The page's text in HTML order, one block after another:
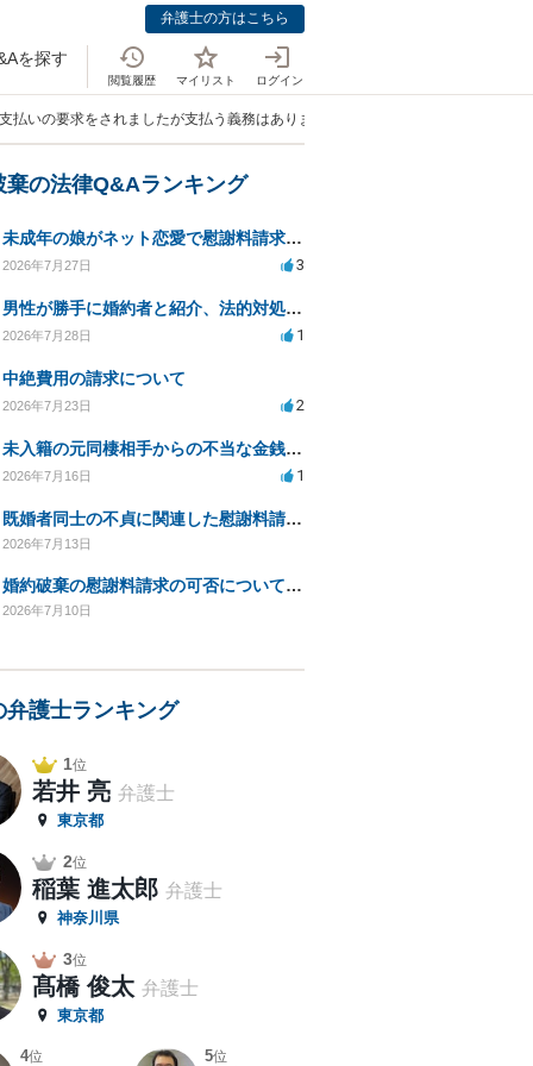
弁護士の方はこちら
を探す
閲覧履歴 マイリスト ログイン
払いの要求をされましたが支払う義務はありますか？」
棄の法律Q&Aランキング
未成年の娘がネット恋愛で慰謝料請求を受けた場合の対処法は？
2026年7月27日 3
男性が勝手に婚約者と紹介、法的対処は可能ですか？
2026年7月28日 1
中絶費用の請求について
2026年7月23日 2
未入籍の元同棲相手からの不当な金銭請求と合意書面の強要について
2026年7月16日 1
既婚者同士の不貞に関連した慰謝料請求の対応方法は？
2026年7月13日
婚約破棄の慰謝料請求の可否についてのご相談
2026年7月10日
弁護士ランキング
1位
若井 亮 弁護士
東京都
2位
稲葉 進太郎 弁護士
神奈川県
3位
髙橋 俊太 弁護士
東京都
4位 5位